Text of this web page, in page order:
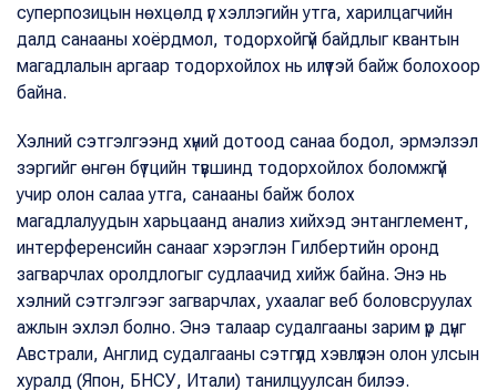
суперпозицын нөхцөлд үг хэллэгийн утга, харилцагчийн
далд санааны хоёрдмол, тодорхойгүй байдлыг квантын
магадлалын аргаар тодорхойлох нь илүүтэй байж болохоор
байна.
Хэлний сэтгэлгээнд хүний дотоод санаа бодол, эрмэлзэл
зэргийг өнгөн бүтцийн түвшинд тодорхойлох боломжгүй
учир олон салаа утга, санааны байж болох
магадлалуудын харьцаанд анализ хийхэд энтанглемент,
интерференсийн санааг хэрэглэн Гилбертийн оронд
загварчлах оролдлогыг судлаачид хийж байна. Энэ нь
хэлний сэтгэлгээг загварчлах, ухаалаг веб боловсруулах
ажлын эхлэл болно. Энэ талаар судалгааны зарим үр дүнг
Австрали, Англид судалгааны сэтгүүлд хэвлүүлэн олон улсын
хуралд (Япон, БНСУ, Итали) танилцуулсан билээ.